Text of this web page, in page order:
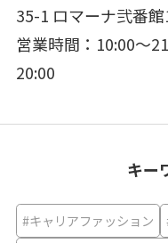
35-1 ロマーナ弐番
営業時間：10:00～
20:00
キー
#キャリアファッション